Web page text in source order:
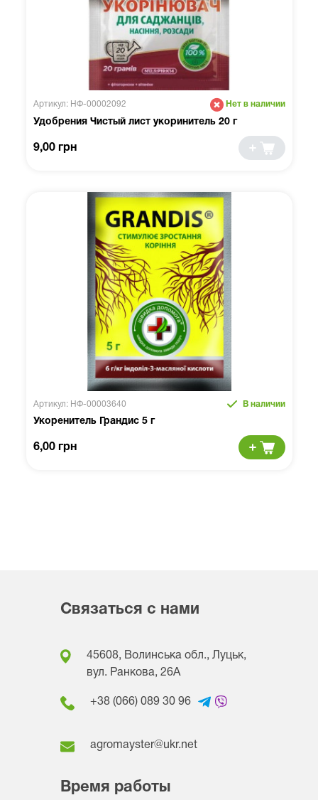
Артикул: НФ-00002092 Нет в наличии
Удобрения Чистый лист укоринитель 20 г
9,00 грн
Артикул: НФ-00003640 В наличии
Укоренитель Грандис 5 г
6,00 грн
Связаться с нами
45608, Волинська обл., Луцьк,
вул. Ранкова, 26A
+38 (066) 089 30 96
agromayster@ukr.net
Время работы